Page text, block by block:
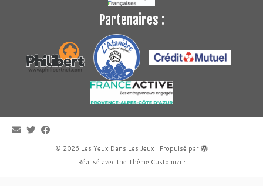
Partenaires :
· © 2026 Les Yeux Dans Les Jeux · Propulsé par
·
Réalisé avec the Thème Customizr·